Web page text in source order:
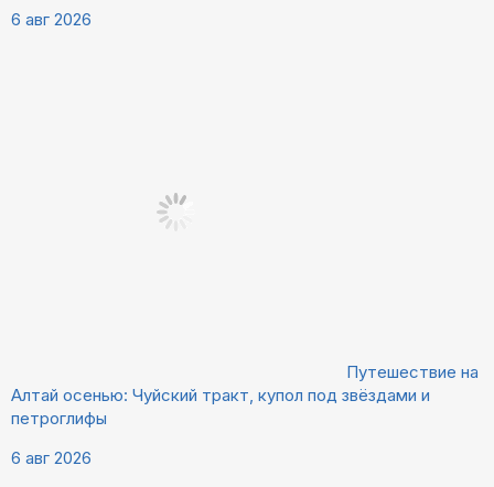
6 авг 2026
Путешествие на
Алтай осенью: Чуйский тракт, купол под звёздами и
петроглифы
6 авг 2026